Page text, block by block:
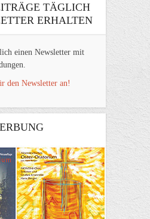
TÄGLICH
ERHALTEN
einen Newsletter mit
den Newsletter an!